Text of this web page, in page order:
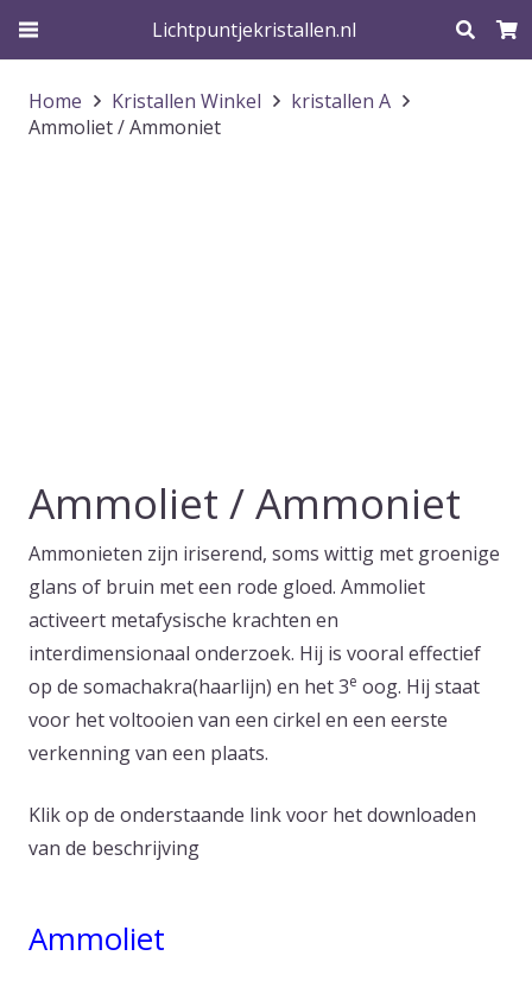
Lichtpuntjekristallen.nl
Home Kristallen Winkel
kristallen A
Ammoliet / Ammoniet
Ammoliet / Ammoniet
Ammonieten zijn iriserend, soms wittig met groenige
glans of bruin met een rode gloed. Ammoliet
activeert metafysische krachten en
interdimensionaal onderzoek. Hij is vooral effectief
op de somachakra(haarlijn) en het 3e oog. Hij staat
voor het voltooien van een cirkel en een eerste
verkenning van een plaats.
Klik op de onderstaande link voor het downloaden
van de beschrijving
Ammoliet